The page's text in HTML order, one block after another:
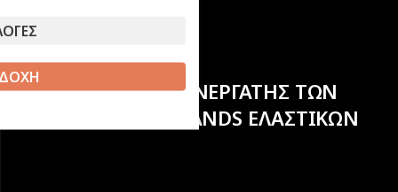
ΕΠΙΣΗΜΟΣ ΣΥΝΕΡΓΑΤΗΣ ΤΩΝ
ΚΟΡΥΦΑΙΩΝ BRANDS ΕΛΑΣΤΙΚΩΝ